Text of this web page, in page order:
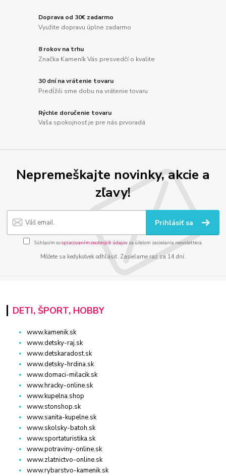
Doprava od 30€ zadarmo
Využite dopravu úplne zadarmo
8 rokov na trhu
Značka Kameník Vás presvedčí o kvalite
30 dní na vrátenie tovaru
Predĺžili sme dobu na vrátenie tovaru
Rýchle doručenie tovaru
Vaša spokojnosť je pre nás prvoradá
Nepremeškajte novinky, akcie a
zľavy!
Prihlásiť sa
Súhlasím sospracovaním osobných údajov za účelom zasielania newslettera.
Môžete sa kedykoľvek odhlásiť. Zasielame raz za 14 dní.
DETI, ŠPORT, HOBBY
www.kamenik.sk
www.detsky-raj.sk
www.detskaradost.sk
www.detsky-hrdina.sk
www.domaci-milacik.sk
www.hracky-online.sk
www.kupelna.shop
www.stonshop.sk
www.sanita-kupelne.sk
www.skolsky-batoh.sk
www.sportaturistika.sk
www.potraviny-online.sk
www.zlatnictvo-online.sk
www.rybarstvo-kamenik.sk